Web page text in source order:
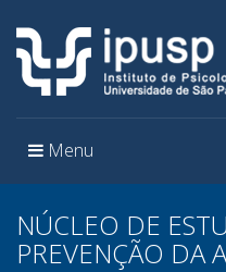
Toggle
Menu
NÚCLEO DE
PREVENÇÃO DA